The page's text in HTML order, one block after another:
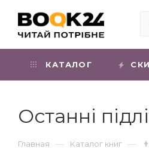
КАТАЛОГ
Останні
Главная — Каталог книг —